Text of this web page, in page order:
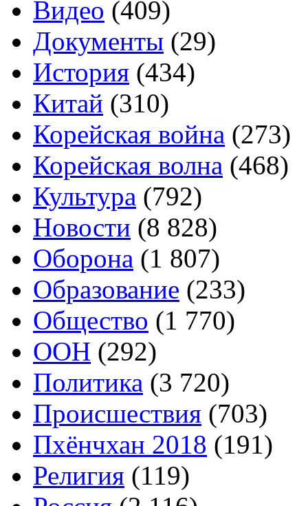
Видео (409)
Документы (29)
История (434)
Китай (310)
Корейская война (273)
Корейская волна (468)
Культура (792)
Новости (8 828)
Оборона (1 807)
Образование (233)
Общество (1 770)
ООН (292)
Политика (3 720)
Происшествия (703)
Пхёнчхан 2018 (191)
Религия (119)